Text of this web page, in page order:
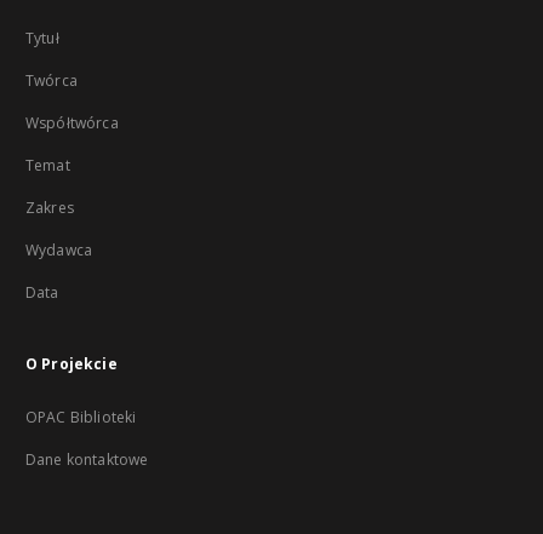
Tytuł
Twórca
Współtwórca
Temat
Zakres
Wydawca
Data
O Projekcie
OPAC Biblioteki
Dane kontaktowe